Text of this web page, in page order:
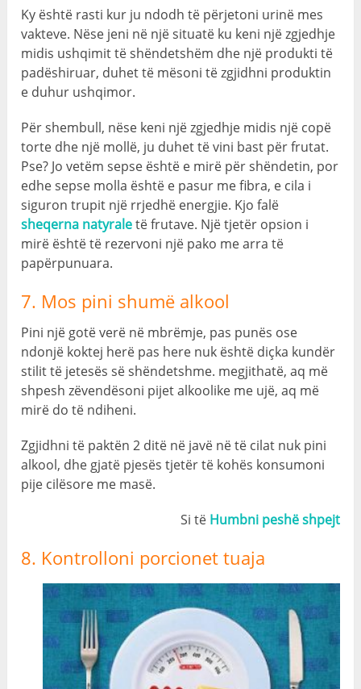
Ky është rasti kur ju ndodh të përjetoni urinë mes
vakteve. Nëse jeni në një situatë ku keni një zgjedhje
midis ushqimit të shëndetshëm dhe një produkti të
padëshiruar, duhet të mësoni të zgjidhni produktin
e duhur ushqimor.
Për shembull, nëse keni një zgjedhje midis një copë
torte dhe një mollë, ju duhet të vini bast për frutat.
Pse? Jo vetëm sepse është e mirë për shëndetin, por
edhe sepse molla është e pasur me fibra, e cila i
siguron trupit një rrjedhë energjie. Kjo falë
sheqerna natyraletë frutave. Një tjetër opsion i
mirë është të rezervoni një pako me arra të
papërpunuara.
7. Mos pini shumë alkool
Pini një gotë verë në mbrëmje, pas punës ose
ndonjë koktej herë pas here nuk është diçka kundër
stilit të jetesës së shëndetshme. megjithatë, aq më
shpesh zëvendësoni pijet alkoolike me ujë, aq më
mirë do të ndiheni.
Zgjidhni të paktën 2 ditë në javë në të cilat nuk pini
alkool, dhe gjatë pjesës tjetër të kohës konsumoni
pije cilësore me masë.
Si të Humbni peshë shpejt
8. Kontrolloni porcionet tuaja